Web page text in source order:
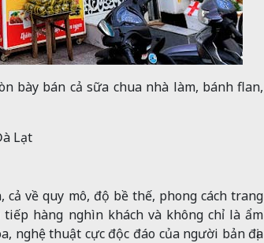
bày bán cả sữa chua nhà làm, bánh flan,
Lạt
về quy mô, độ bề thế, phong cách trang
hàng nghìn khách và không chỉ là ẩm
nghệ thuật cực độc đáo của người bản địa